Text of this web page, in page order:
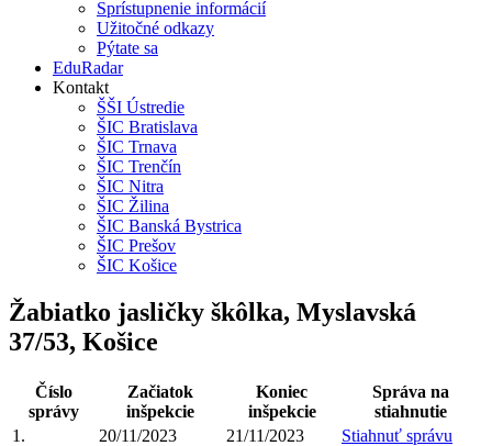
Sprístupnenie informácií
Užitočné odkazy
Pýtate sa
EduRadar
Kontakt
ŠŠI Ústredie
ŠIC Bratislava
ŠIC Trnava
ŠIC Trenčín
ŠIC Nitra
ŠIC Žilina
ŠIC Banská Bystrica
ŠIC Prešov
ŠIC Košice
Žabiatko jasličky škôlka, Myslavská
37/53, Košice
Číslo
správy
Začiatok
inšpekcie
Koniec
inšpekcie
Správa na
stiahnutie
1.
20/11/2023 21/11/2023
Stiahnuť správu